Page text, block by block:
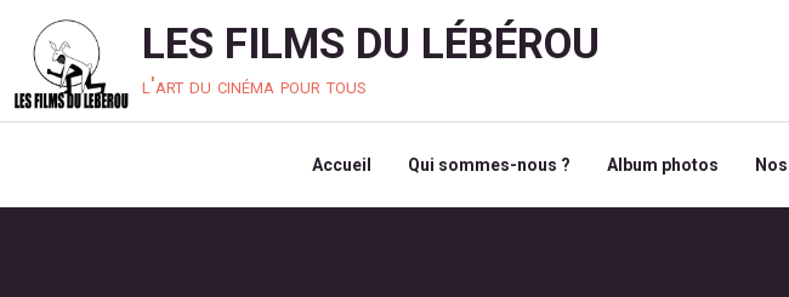
LES FILMS DU LÉBÉROU
l'art du cinéma pour tous
Accueil Qui sommes-nous ? Album photos